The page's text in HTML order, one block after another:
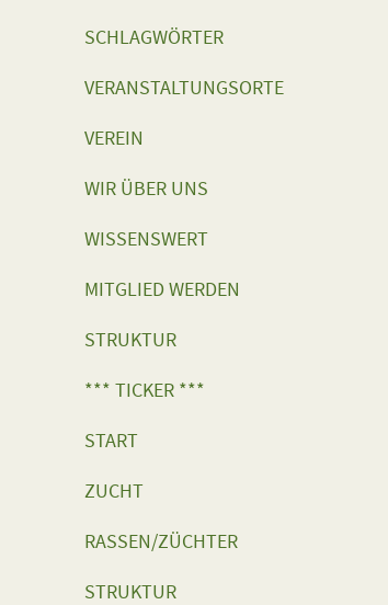
SCHLAGWÖRTER
VERANSTALTUNGSORTE
VEREIN
WIR ÜBER UNS
WISSENSWERT
MITGLIED WERDEN
STRUKTUR
*** TICKER ***
START
ZUCHT
RASSEN/ZÜCHTER
STRUKTUR